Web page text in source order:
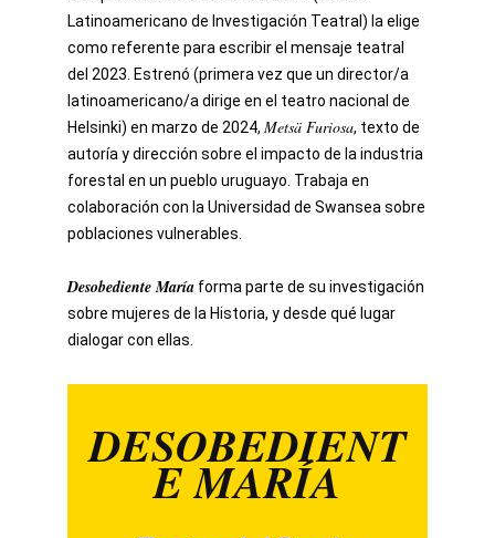
Latinoamericano de Investigación Teatral) la elige
como referente para escribir el mensaje teatral
del 2023. Estrenó (primera vez que un director/a
latinoamericano/a dirige en el teatro nacional de
Helsinki) en marzo de 2024, Metsä Furiosa, texto de
autoría y dirección sobre el impacto de la industria
forestal en un pueblo uruguayo. Trabaja en
colaboración con la Universidad de Swansea sobre
poblaciones vulnerables.
Desobediente Maríaforma parte de su investigación
sobre mujeres de la Historia, y desde qué lugar
dialogar con ellas.
DESOBEDIENT
E MARÍA